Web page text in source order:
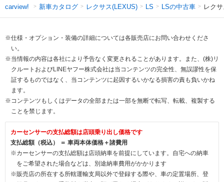
carview! 新車カタログ レクサス(LEXUS) LS LSの中古車 レク
※仕様・オプション・装備の詳細については各販売店にお問い合わせくださ
い。
※当情報の内容は各社により予告なく変更されることがあります。また、(株)リ
クルートおよびLINEヤフー株式会社は当コンテンツの完全性、無誤謬性を保
証するものではなく、当コンテンツに起因するいかなる損害の責も負いかね
ます。
※コンテンツもしくはデータの全部または一部を無断で転写、転載、複製する
ことを禁じます。
カーセンサーの支払総額は店頭乗り出し価格です
支払総額（税込） ＝ 車両本体価格＋諸費用
※カーセンサーの支払総額は店頭納車を前提にしています。自宅への納車
をご希望された場合などは、別途納車費用がかかります
※販売店の所在する所轄運輸支局以外で登録する際や、車の定置場所、登